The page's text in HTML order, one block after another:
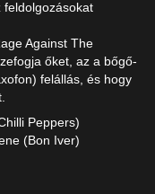
feldolgozásokat
Against The
őket, az a bőgő-
felállás, és hogy
Peppers)
(Bon Iver)